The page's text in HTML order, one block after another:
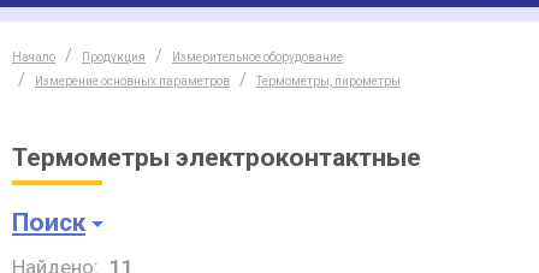
Начало Продукция
Измерительное оборудование
Измерение основных параметров
Термометры, пирометры
Термометры электроконтактные
Поиск
Найдено: 11